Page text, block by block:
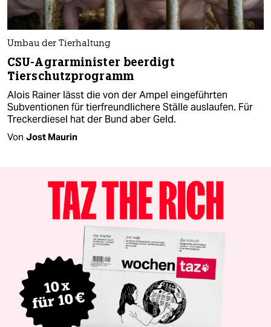
Umbau der Tierhaltung
CSU-Agrarminister beerdigt
Tierschutzprogramm
Alois Rainer lässt die von der Ampel eingeführten
Subventionen für tierfreundlichere Ställe auslaufen. Für
Treckerdiesel hat der Bund aber Geld.
Von Jost Maurin